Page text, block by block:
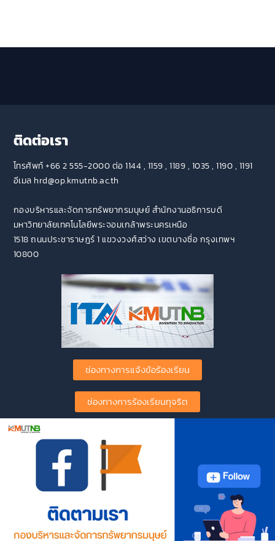
ติดต่อเรา
โทรศัพท์ +66 2 555-2000 ต่อ 1144 , 1159 , 1189 , 1035 , 1190 , 1191
อีเมล hrd@op.kmutnb.ac.th
กองบริหารและจัดการทรัพยากรมนุษย์ สำนักงานอธิการบดี
มหาวิทยาลัยเทคโนโลยีพระจอมเกล้าพระนครเหนือ
1518 ถนนประชาราษฎร์ 1 แขวงวงศ์สว่าง เขตบางซื่อ กรุงเทพฯ
10800
ช่องทางการแจ้งข้อร้องเรียน
ช่องทางการร้องเรียนทุจริต